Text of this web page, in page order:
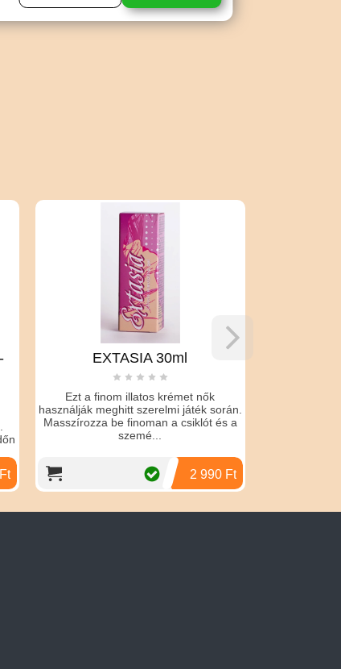
EXTASIA 30ml
Ezt a finom illatos krémet nők
meghitt szerelmi játék során.
be finoman a csiklót és a
2 990 Ft
Sperma mennyiség